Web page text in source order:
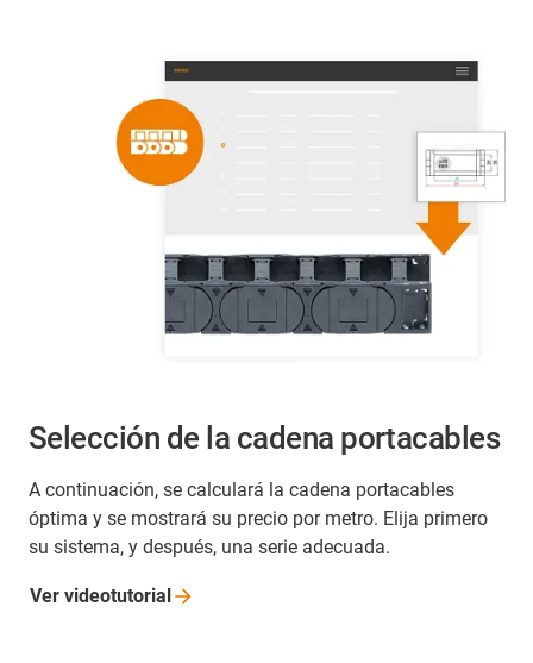
Selección de la cadena portacables
A continuación, se calculará la cadena portacables
óptima y se mostrará su precio por metro. Elija primero
su sistema, y después, una serie adecuada.
Ver videotutorial